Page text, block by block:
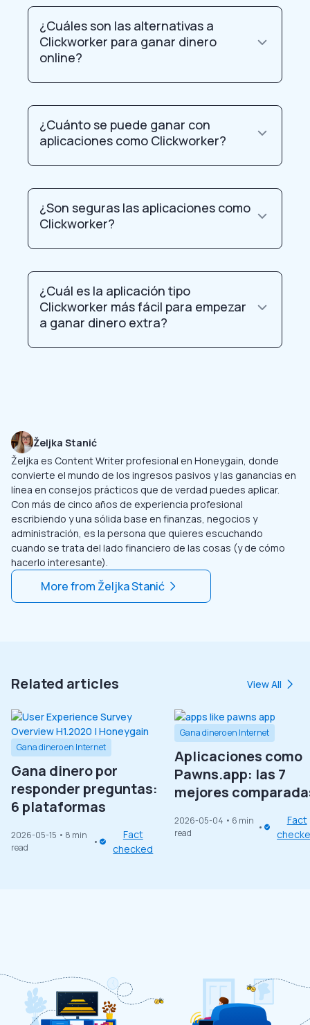
¿Cuáles son las alternativas a
Clickworker para ganar dinero
online?
¿Cuánto se puede ganar con
aplicaciones como Clickworker?
¿Son seguras las aplicaciones como
Clickworker?
¿Cuál es la aplicación tipo
Clickworker más fácil para empezar
a ganar dinero extra?
Željka Stanić
Željka es Content Writer profesional en Honeygain, donde
convierte el mundo de los ingresos pasivos y las ganancias en
línea en consejos prácticos que de verdad puedes aplicar.
Con más de cinco años de experiencia profesional
escribiendo y una sólida base en finanzas, negocios y
administración, es la persona que quieres escuchando
cuando se trata del lado financiero de las cosas (y de cómo
hacerlo interesante).
More from Željka Stanić
Related articles View All
Gana dinero en Internet
Gana dinero por
responder preguntas:
6 plataformas
2026-05-15 • 8 min
read
Fact
checked
Gana dinero en Internet
Aplicaciones como
Pawns.app: las 7
mejores
2026-05-04 • 6 min
read
Fact